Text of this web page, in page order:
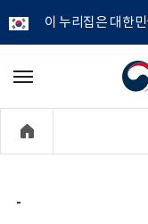
이 누리집은 대한
개
정
메
기
-